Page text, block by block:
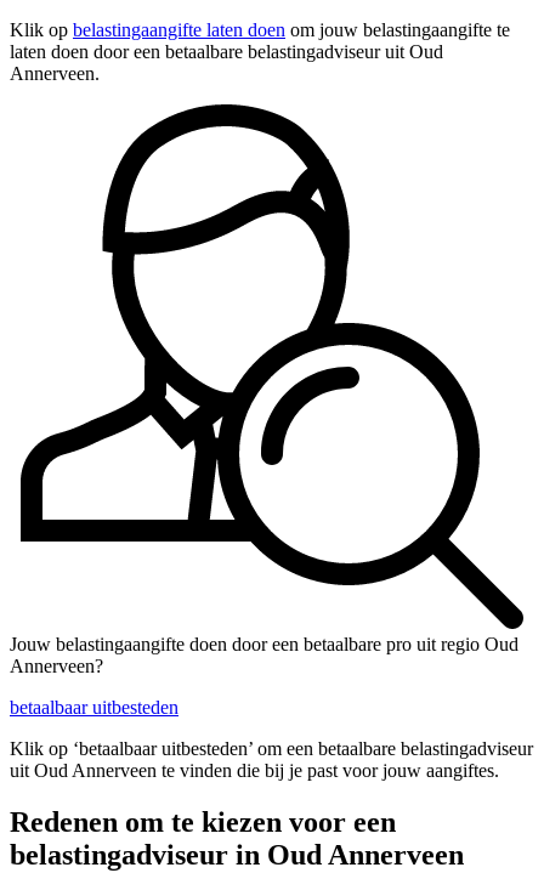
Klik op belastingaangifte laten doen om jouw belastingaangifte te
laten doen door een betaalbare belastingadviseur uit Oud
Annerveen.
Jouw belastingaangifte doen door een betaalbare pro uit regio Oud
Annerveen?
betaalbaar uitbesteden
Klik op ‘betaalbaar uitbesteden’ om een betaalbare belastingadviseur
uit Oud Annerveen te vinden die bij je past voor jouw aangiftes.
Redenen om te kiezen voor een
belastingadviseur in Oud Annerveen